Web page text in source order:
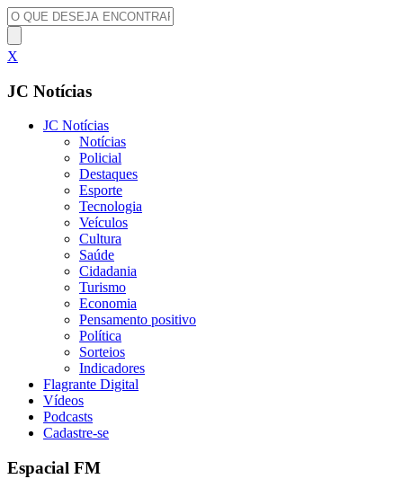
X
JC Notícias
JC Notícias
Notícias
Policial
Destaques
Esporte
Tecnologia
Veículos
Cultura
Saúde
Cidadania
Turismo
Economia
Pensamento positivo
Política
Sorteios
Indicadores
Flagrante Digital
Vídeos
Podcasts
Cadastre-se
Espacial FM